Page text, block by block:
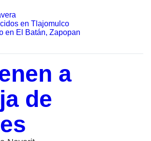
en Tlajomulco
en El Batán, Zapopan
a
de